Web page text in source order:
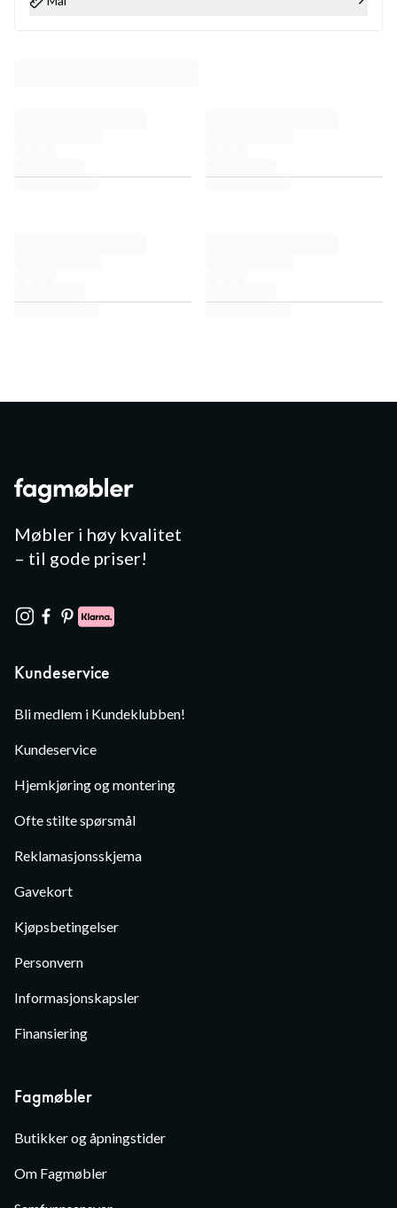
Møbler i høy kvalitet
– til gode priser!
Kundeservice
Bli medlem i Kundeklubben!
Kundeservice
Hjemkjøring og montering
Ofte stilte spørsmål
Reklamasjonsskjema
Gavekort
Kjøpsbetingelser
Personvern
Informasjonskapsler
Finansiering
Fagmøbler
Butikker og åpningstider
Om Fagmøbler